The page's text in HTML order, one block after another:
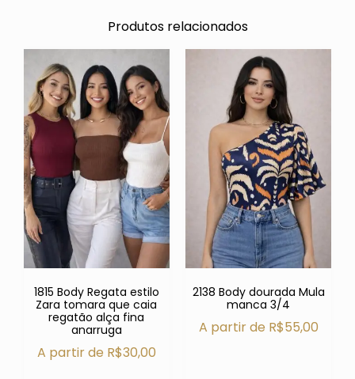
Produtos relacionados
1815 Body Regata estilo
Zara tomara que caia
regatão alça fina
anarruga
A partir de R$30,00
2138 Body dourada Mula
manca 3/4
A partir de R$55,00